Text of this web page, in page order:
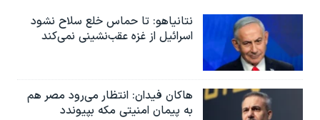
نتانیاهو: تا حماس خلع سلاح نشود
اسرائیل از غزه عقب‌نشینی نمی‌کند
هاکان فیدان: انتظار می‌رود مصر هم
به پیمان امنیتی مکه بپیوندد